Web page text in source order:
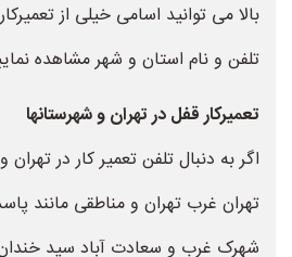
بالا می توانید اسامی خیلی از
تلفن و نام استان و شهر مشاهده
تعمیرکار قفل در تهران و شهرستانها
اگر به دنبال تلفن تعمیر کار در
تهران غرب تهران و مناطقی مانند
شهرک غرب و سعادت آباد سید